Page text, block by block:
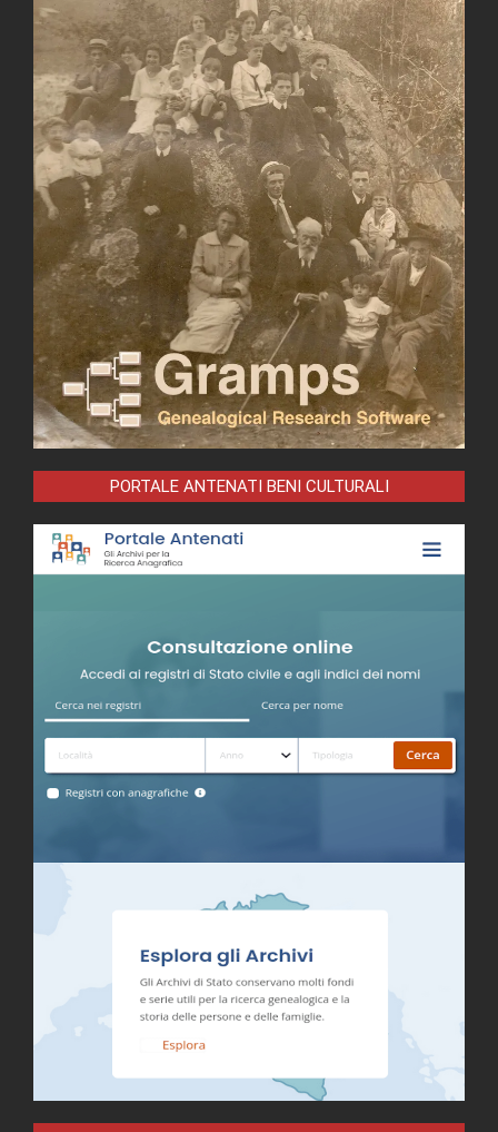
PORTALE ANTENATI BENI CULTURALI